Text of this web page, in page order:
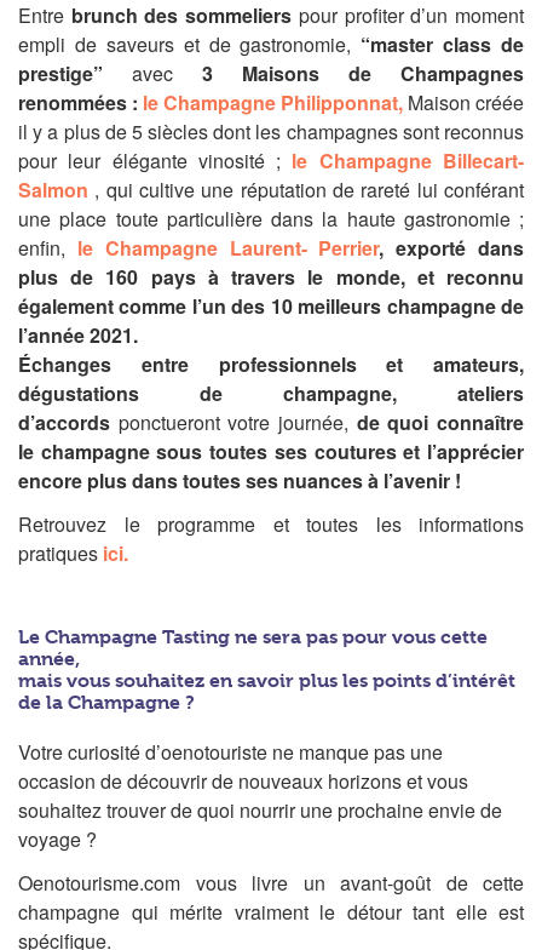
Entre brunch des sommeliers pour profiter d’un moment
empli de saveurs et de gastronomie, “master class de
prestige” avec 3 Maisons de Champagnes
renommées : le Champagne Philipponnat, Maison créée
il y a plus de 5 siècles dont les champagnes sont reconnus
pour leur élégante vinosité ; le Champagne Billecart-
Salmon , qui cultive une réputation de rareté lui conférant
une place toute particulière dans la haute gastronomie ;
enfin, le Champagne Laurent- Perrier, exporté dans
plus de 160 pays à travers le monde, et reconnu
également comme l’un des 10 meilleurs champagne de
l’année 2021.
Échanges entre professionnels et amateurs,
dégustations de champagne, ateliers
d’accords ponctueront votre journée, de quoi connaître
le champagne sous toutes ses coutures et l’apprécier
encore plus dans toutes ses nuances à l’avenir !
Retrouvez le programme et toutes les informations
pratiques ici.
Le Champagne Tasting ne sera pas pour vous cette
année,
mais vous souhaitez en savoir plus les points d’intérêt
de la Champagne ?
Votre curiosité d’oenotouriste ne manque pas une
occasion de découvrir de nouveaux horizons et vous
souhaitez trouver de quoi nourrir une prochaine envie de
voyage ?
Oenotourisme.com vous livre un avant-goût de cette
champagne qui mérite vraiment le détour tant elle est
spécifique.